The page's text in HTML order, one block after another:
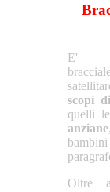
E'
scopi
quelli
anziane
Oltre